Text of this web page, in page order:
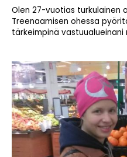
Olen 27-vuotias
Treenaamisen ohessa
tärkeimpinä vastuualueinani